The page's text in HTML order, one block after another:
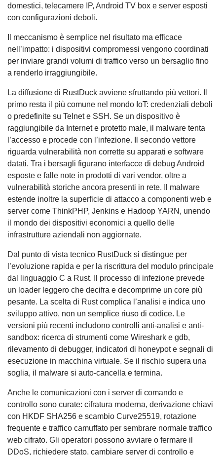
domestici, telecamere IP, Android TV box e server esposti
con configurazioni deboli.
Il meccanismo è semplice nel risultato ma efficace
nell’impatto: i dispositivi compromessi vengono coordinati
per inviare grandi volumi di traffico verso un bersaglio fino
a renderlo irraggiungibile.
La diffusione di RustDuck avviene sfruttando più vettori. Il
primo resta il più comune nel mondo IoT: credenziali deboli
o predefinite su Telnet e SSH. Se un dispositivo è
raggiungibile da Internet e protetto male, il malware tenta
l’accesso e procede con l’infezione. Il secondo vettore
riguarda vulnerabilità non corrette su apparati e software
datati. Tra i bersagli figurano interfacce di debug Android
esposte e falle note in prodotti di vari vendor, oltre a
vulnerabilità storiche ancora presenti in rete. Il malware
estende inoltre la superficie di attacco a componenti web e
server come ThinkPHP, Jenkins e Hadoop YARN, unendo
il mondo dei dispositivi economici a quello delle
infrastrutture aziendali non aggiornate.
Dal punto di vista tecnico RustDuck si distingue per
l’evoluzione rapida e per la riscrittura del modulo principale
dal linguaggio C a Rust. Il processo di infezione prevede
un loader leggero che decifra e decomprime un core più
pesante. La scelta di Rust complica l’analisi e indica uno
sviluppo attivo, non un semplice riuso di codice. Le
versioni più recenti includono controlli anti-analisi e anti-
sandbox: ricerca di strumenti come Wireshark e gdb,
rilevamento di debugger, indicatori di honeypot e segnali di
esecuzione in macchina virtuale. Se il rischio supera una
soglia, il malware si auto-cancella e termina.
Anche le comunicazioni con i server di comando e
controllo sono curate: cifratura moderna, derivazione chiavi
con HKDF SHA256 e scambio Curve25519, rotazione
frequente e traffico camuffato per sembrare normale traffico
web cifrato. Gli operatori possono avviare o fermare il
DDoS, richiedere stato, cambiare server di controllo e